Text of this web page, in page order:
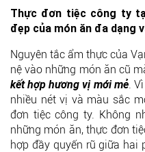
Thực đơn tiệc công ty
đẹp của món ăn đa dạng
Nguyên tắc ẩm thực của
nệ vào những món ăn cũ
kết hợp hương vị mới mẻ.
nhiều nét vị và màu sắc
đơn tiệc công ty. Không
những món ăn, thực đơn
hợp đầy quyến rũ giữa